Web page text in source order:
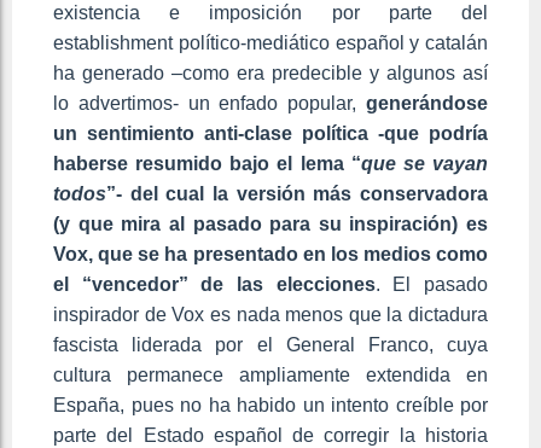
existencia e imposición por parte del
establishment político-mediático español y catalán
ha generado –como era predecible y algunos así
lo advertimos- un enfado popular, generándose
un sentimiento anti-clase política -que podría
haberse resumido bajo el lema “que se vayan
todos”- del cual la versión más conservadora
(y que mira al pasado para su inspiración) es
Vox, que se ha presentado en los medios como
el “vencedor” de las elecciones. El pasado
inspirador de Vox es nada menos que la dictadura
fascista liderada por el General Franco, cuya
cultura permanece ampliamente extendida en
España, pues no ha habido un intento creíble por
parte del Estado español de corregir la historia